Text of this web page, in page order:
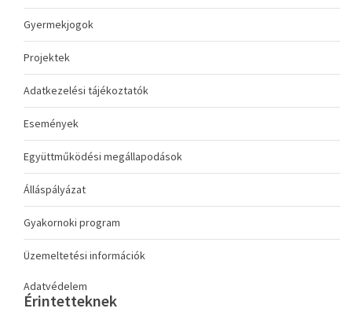
Gyermekjogok
Projektek
Adatkezelési tájékoztatók
Események
Együttműködési megállapodások
Álláspályázat
Gyakornoki program
Üzemeltetési információk
Adatvédelem
Érintetteknek